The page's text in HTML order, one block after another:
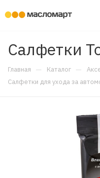
Салфетки
Главная — Каталог —
Салфетки для ухода за